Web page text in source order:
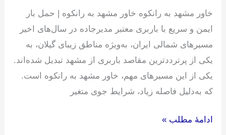
خاور مشهد به رانکوه خاور مشهد به رانکوه | حمل بار
ایمن و سریع با باربری معتبر مدیرجاده در سال‌های اخیر
مسیرهای شمالی ایران، به‌ویژه مناطق زیبای گیلان، به
یکی از پرترددترین مقاصد باربری از مشهد تبدیل شده‌اند.
یکی از این مسیرهای مهم، خاور مشهد به رانکوه است.
که به‌دلیل فاصله زیاد، شرایط جوی متغیر
ادامۀ مطلب »